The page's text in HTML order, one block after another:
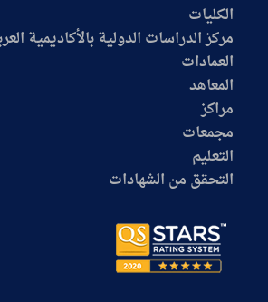
الكليات
مركز الدراسات الدولية بالأكاديمية
العمادات
المعاهد
مراكز
مجمعات
التعليم
التحقق من الشهادات